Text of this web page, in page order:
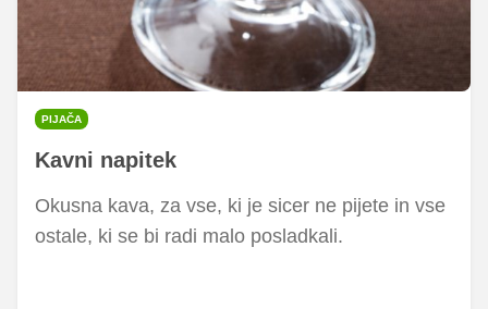
PIJAČA
Kavni napitek
Okusna kava, za vse, ki je sicer ne pijete in vse
ostale, ki se bi radi malo posladkali.